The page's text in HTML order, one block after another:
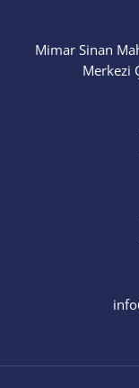
Mimar Sinan
Merkezi